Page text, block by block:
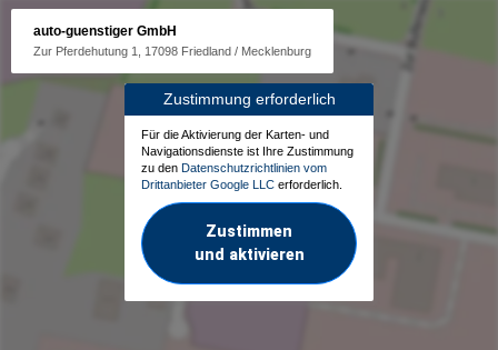
auto-guenstiger GmbH
Zur Pferdehutung 1, 17098 Friedland / Mecklenburg
Zustimmung erforderlich
Für die Aktivierung der Karten- und
Navigationsdienste ist Ihre Zustimmung
zu den Datenschutzrichtlinien vom
Drittanbieter Google LLC erforderlich.
Zustimmen
und aktivieren